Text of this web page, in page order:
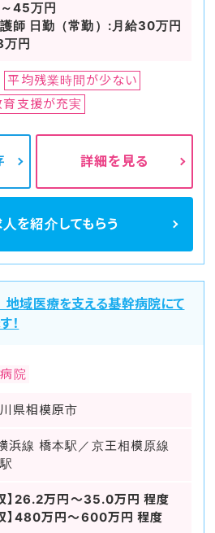
45万円
師 日勤（常勤）:月給30万円
万円
平均残業時間が少ない
育支援が充実
詳細を見る
を紹介してもらう
地域医療を支える基幹病院にて
！
院
県相模原市
浜線 橋本駅／京王相模原線
】26.2万円～35.0万円 程度
】480万円～600万円 程度